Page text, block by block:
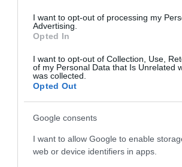
I want to opt-out of processing my
Advertising.
Opted In
I want to opt-out of Collection, Use,
of my Personal Data that Is Unrelated
was collected.
Opted Out
Google consents
I want to allow Google to enable
web or device identifiers in apps.
főleg az apja és a testvére keseríti